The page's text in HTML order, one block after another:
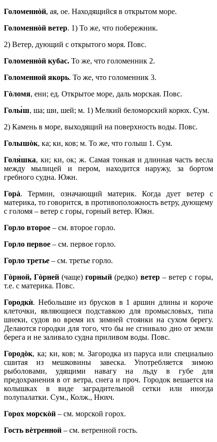
Голоменнòй, ая, ое. Находящийся в открытом море.
Голоменнòй ветер. 1) То же, что побережник.
2) Ветер, дующий с открытого моря. Повс.
Голоменнòй кубас. То же, что голоменник 2.
Голоменной якорь. То же, что голоменник 3.
Гòломя, ени; ед. Открытое море, даль морская. Повс.
Голы̀ш, ша; ши, шей; м. 1) Мелкий беломорский корюх. Сум.
2) Камень в море, выходящий на поверхность воды. Повс.
Голышòк, ка; ки, ков; м. То же, что голыш 1. Сум.
Голя̀шка, ки; ки, ок; ж. Самая тонкая и длинная часть весла
между мылицей и пером, находится наружу, за бортом
гребного судна. Южн.
Горà. Термин, означающий материк. Когда дует ветер с
материка, то говорится, в противоположность ветру, дующему
с голомя – ветер с горы, горный ветер. Южн.
Горло второе – см. второе горло.
Горло первое – см. первое горло.
Горло третье – см. третье горло.
Гòрной, Гòрней (чаще) горный(редко) ветер– ветер с горы,
т.е. с материка. Повс.
Городкѝ. Небольшие из брусков в 1 аршин длины и короче
клеточки, являющиеся подставкою для промысловых, типа
шнеки, судов во время их зимней стоянки на сухом берегу.
Делаются городки для того, что бы не сгнивало дно от земли
берега и не заливало судна приливом воды. Повс.
Городòк, ка; ки, ков; м. Загородка из паруса или специально
сшитая из мешковины завеска. Употребляется зимою
рыболовами, удящими навагу на льду в губе для
предохранения в от ветра, снега и проч. Городок вешается на
колышках в виде заградительной сетки или иногда
полупалатки. Сум., Колж., Нюхч.
Горох морскòй – см. морской горох.
Гость вèтренной – см. ветренной гость.